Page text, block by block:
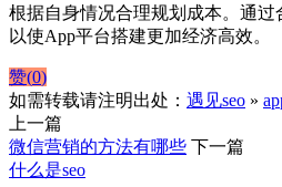
根据自身情况合理规划成本。通
以使App平台搭建更加经济高效。
赞(0)
如需转载请注明出处： 遇见seo »
上一篇
微信营销的方法有哪些 下一篇
什么是seo